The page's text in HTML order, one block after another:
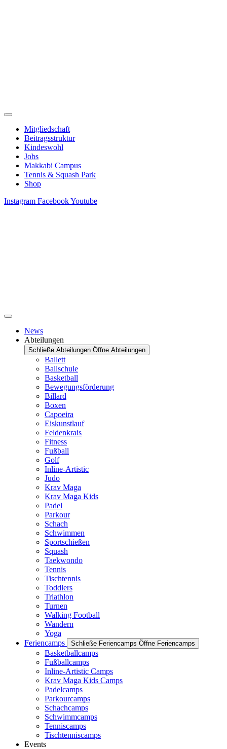
Mitgliedschaft
Beitragsstruktur
Kindeswohl
Jobs
Makkabi Campus
Tennis & Squash Park
Shop
Instagram FacebookYoutube
News
Abteilungen
Schließe Abteilungen Öffne Abteilungen
Ballett
Ballschule
Basketball
Bewegungsförderung
Billard
Boxen
Capoeira
Eiskunstlauf
Feldenkrais
Fitness
Fußball
Golf
Inline-Artistic
Judo
Krav Maga
Krav Maga Kids
Padel
Parkour
Schach
Schwimmen
Sportschießen
Squash
Taekwondo
Tennis
Tischtennis
Toddlers
Triathlon
Turnen
Walking Football
Wandern
Yoga
Feriencamps
Schließe Feriencamps Öffne Feriencamps
Basketballcamps
Fußballcamps
Inline-Artistic Camps
Krav Maga Kids Camps
Padelcamps
Parkourcamps
Schachcamps
Schwimmcamps
Tenniscamps
Tischtenniscamps
Events